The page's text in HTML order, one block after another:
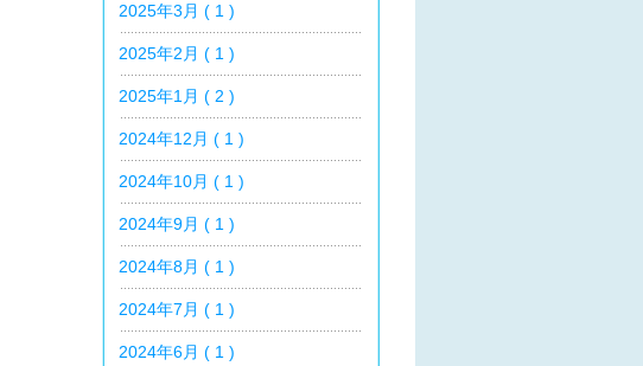
2025年3月 ( 1 )
2025年2月 ( 1 )
2025年1月 ( 2 )
2024年12月 ( 1 )
2024年10月 ( 1 )
2024年9月 ( 1 )
2024年8月 ( 1 )
2024年7月 ( 1 )
2024年6月 ( 1 )